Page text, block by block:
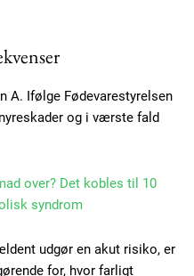
A. Ifølge Fødevarestyrelsen
og i værste fald
over? Det kobles til 10
syndrom
udgør en akut risiko, er
for, hvor farligt